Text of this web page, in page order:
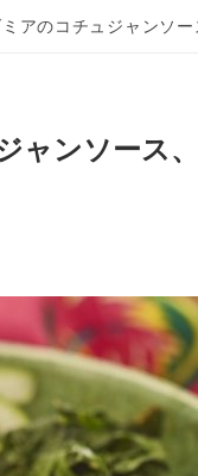
アのコチュジャンソ
ャンソース